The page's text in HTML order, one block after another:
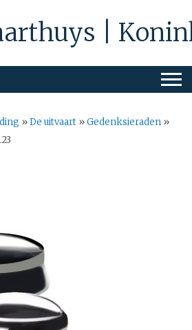
|
»De uitvaart »Gedenksieraden »